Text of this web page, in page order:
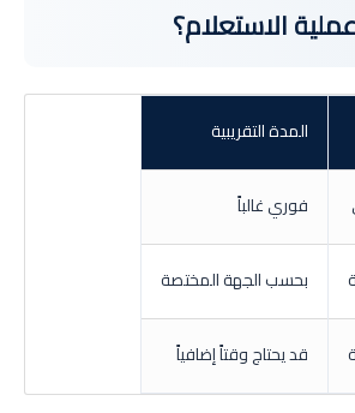
الاستعلام؟
المدة التقريبية
فوري غالباً
بحسب الجهة المختصة
قد يحتاج وقتاً إضافياً